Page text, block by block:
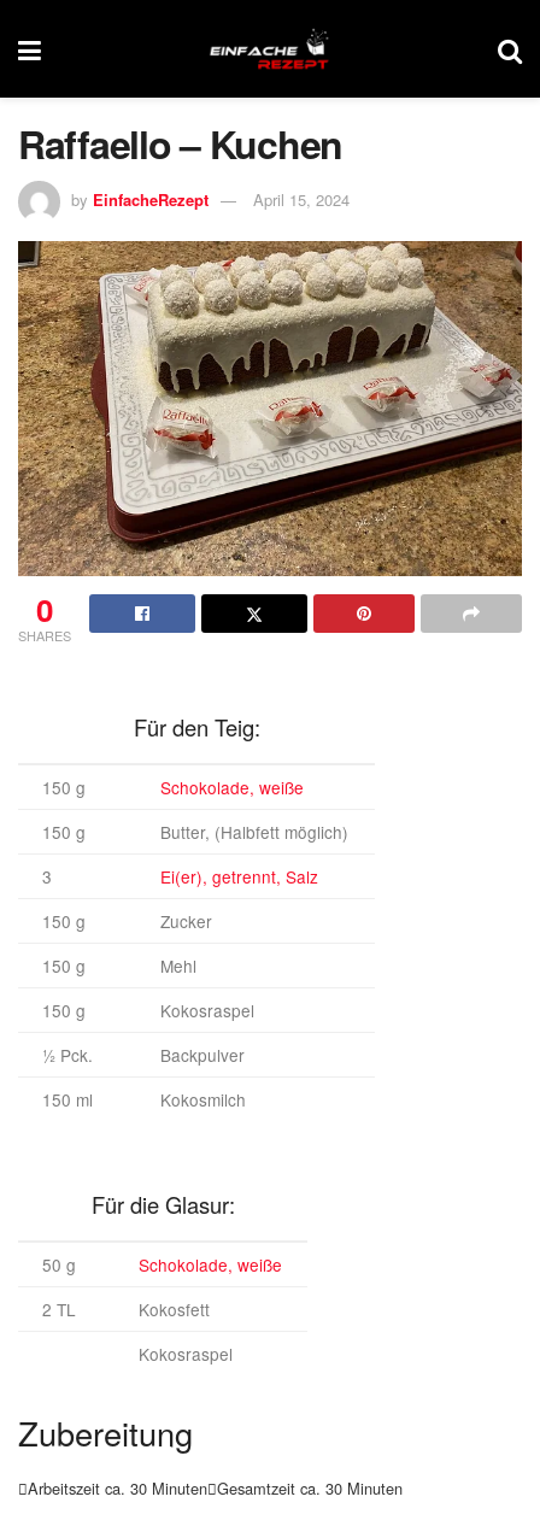
Raffaello – Kuchen
by EinfacheRezept April 15, 2024
0
SHARES
Für den Teig:
150 g
Schokolade, weiße
150 g
Butter, (Halbfett möglich)
3
Ei(er), getrennt, Salz
150 g
Zucker
150 g
Mehl
150 g
Kokosraspel
½ Pck.
Backpulver
150 ml
Kokosmilch
Für die Glasur:
50 g
Schokolade, weiße
2 TL
Kokosfett
Kokosraspel
Zubereitung
Arbeitszeit ca. 30 MinutenGesamtzeit ca. 30 Minuten